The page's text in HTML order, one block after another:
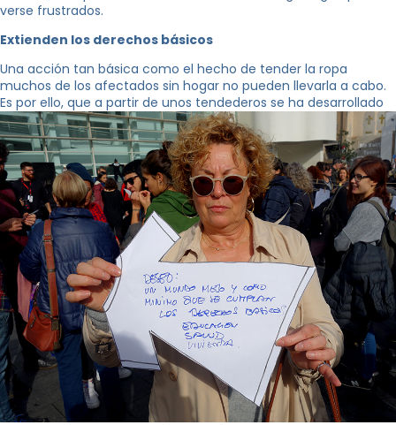
verse frustrados.
Extienden los derechos básicos
Una acción tan básica como el hecho de tender la ropa
muchos de los afectados sin hogar no pueden llevarla a cabo.
Es por ello, que a partir de unos tendederos se ha desarrollado